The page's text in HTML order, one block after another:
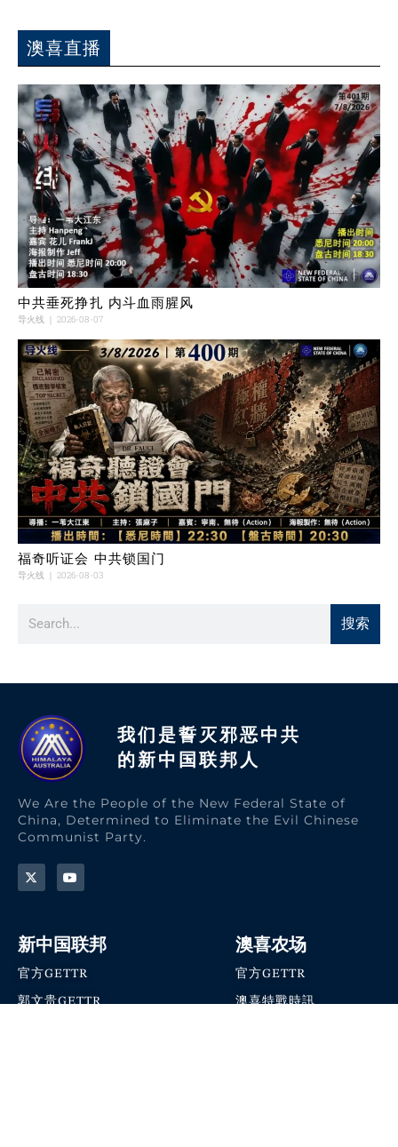
澳喜直播
中共垂死挣扎 内斗血雨腥风
导火线 2026-08-07
福奇听证会 中共锁国门
导火线 2026-08-03
搜索
我们是誓灭邪恶中共
的新中国联邦人​
We Are the People of the New Federal State of
China, Determined to Eliminate the Evil Chinese
Communist Party.
新中国联邦
官方GETTR
郭文贵GETTR
澳喜农场
官方GETTR
澳喜特戰時訊